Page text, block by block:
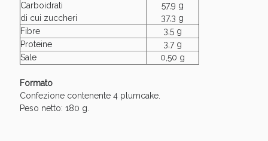
Carboidrati
di cui zuccheri
57,9 g
37,3 g
Fibre
3,5 g
Proteine
3,7 g
Sale
0,50 g
Formato
Confezione contenente 4 plumcake.
Peso netto: 180 g.
Vie Urinarie e Prostata: Sconti fino al 45% oggi!